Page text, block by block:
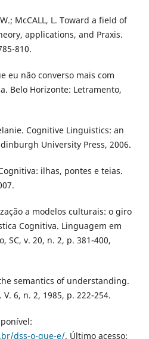
McCALL, L. Toward a field of
applications, and Praxis.
810.
eu não converso mais com
Belo Horizonte: Letramento,
Cognitive Linguistics: an
University Press, 2006.
ilhas, pontes e teias.
a modelos culturais: o giro
Cognitiva. Linguagem em
SC, v. 20, n. 2, p. 381-400,
semantics of understanding.
6, n. 2, 1985, p. 222-254.
dss-o-que-e/. Último acesso: